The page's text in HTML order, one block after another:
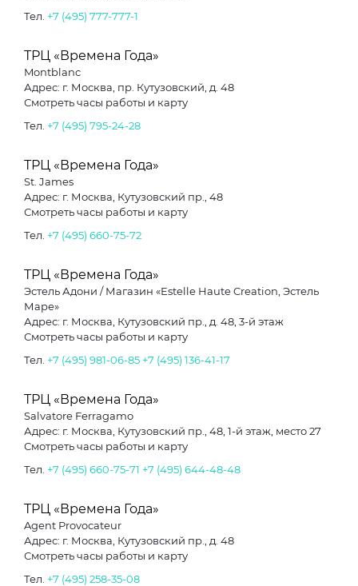
Тел. +7 (495) 777-777-1
ТРЦ «Времена Года»
Montblanc
Адрес: г. Москва, пр. Кутузовский, д. 48
Смотреть часы работы и карту
Тел. +7 (495) 795-24-28
ТРЦ «Времена Года»
St. James
Адрес: г. Москва, Кутузовский пр., 48
Смотреть часы работы и карту
Тел. +7 (495) 660-75-72
ТРЦ «Времена Года»
Эстель Адони / Магазин «Estelle Haute Creation, Эстель
Маре»
Адрес: г. Москва, Кутузовский пр., д. 48, 3-й этаж
Смотреть часы работы и карту
Тел. +7 (495) 981-06-85 +7 (495) 136-41-17
ТРЦ «Времена Года»
Salvatore Ferragamo
Адрес: г. Москва, Кутузовский пр., 48, 1-й этаж, место 27
Смотреть часы работы и карту
Тел. +7 (495) 660-75-71 +7 (495) 644-48-48
ТРЦ «Времена Года»
Agent Provocateur
Адрес: г. Москва, Кутузовский пр., д. 48
Смотреть часы работы и карту
Тел. +7 (495) 258-35-08